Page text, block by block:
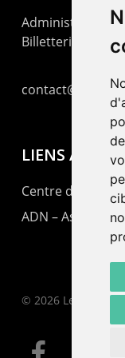
Administration :
Billetterie : +41
LIENS AMIS
Centre de culture
ADN –
© 2026 Le
facebook